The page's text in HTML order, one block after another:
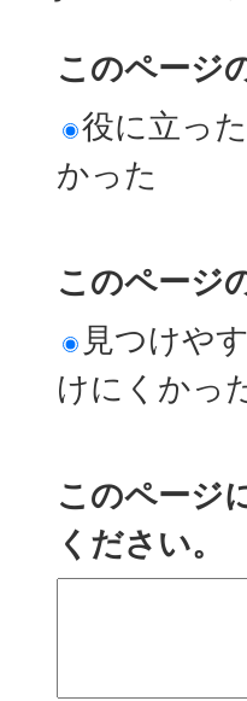
このページ
役に立った
かった
このページ
見つけや
けにくかっ
このページ
ください。